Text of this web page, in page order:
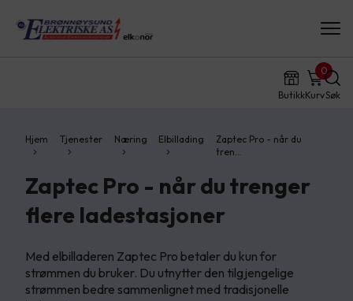
ButikkKurv
0
Søk
Hjem Tjenester Næring Elbillading
Zaptec Pro - når du
tren…
Zaptec Pro - når du trenger
flere ladestasjoner
Med elbilladeren Zaptec Pro betaler du kun for
strømmen du bruker. Du utnytter den tilgjengelige
strømmen bedre sammenlignet med tradisjonelle